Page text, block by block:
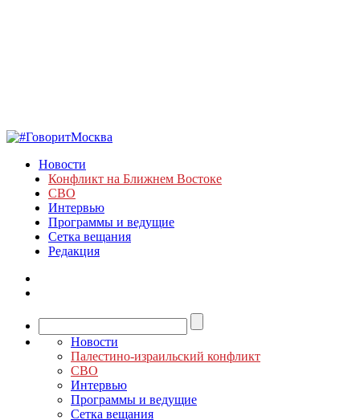
Новости
Конфликт на Ближнем Востоке
СВО
Интервью
Программы и ведущие
Сетка вещания
Редакция
Новости
Палестино-израильский конфликт
СВО
Интервью
Программы и ведущие
Сетка вещания